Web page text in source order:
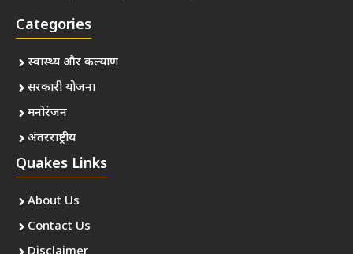
Categories
स्वास्थ्य और कल्याण
सरकारी योजना
मनोरंजन
अंतरराष्ट्रीय
Quakes Links
About Us
Contact Us